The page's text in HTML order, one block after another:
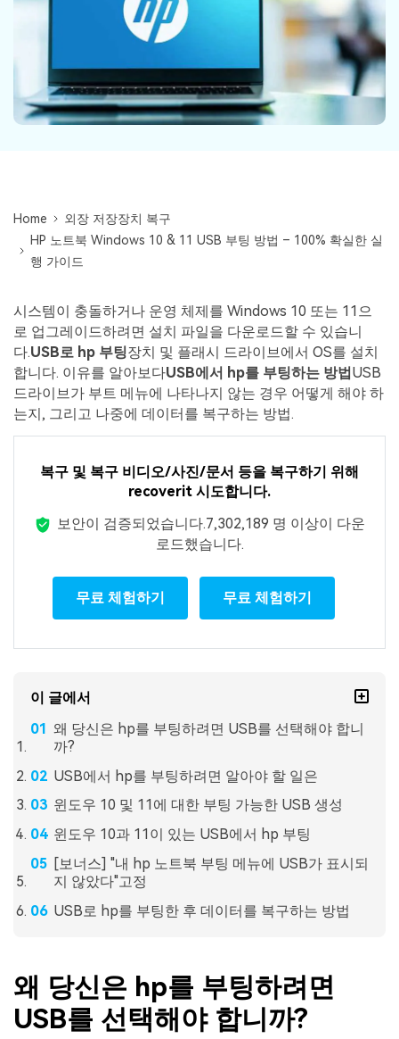
리커버릿 무료 버전
분실/삭제된 데이터 무료 복구
기타 프로그램
Repairit - 데이터 복구
더 많은 솔루션 찾기
데이터 손실 시나리오
Home
외장 저장장치 복구
HP 노트북 Windows 10 & 11 USB 부팅 방법 – 100% 확실한 실
행 가이드
시스템이 충돌하거나 운영 체제를 Windows 10 또는 11으
로 업그레이드하려면 설치 파일을 다운로드할 수 있습니
다.USB로 hp 부팅장치 및 플래시 드라이브에서 OS를 설치
합니다. 이유를 알아보다USB에서 hp를 부팅하는 방법 USB
드라이브가 부트 메뉴에 나타나지 않는 경우 어떻게 해야 하
는지, 그리고 나중에 데이터를 복구하는 방법.
복구 및 복구 비디오/사진/문서 등을 복구하기 위해
recoverit 시도합니다.
보안이 검증되었습니다.7,302,189 명 이상이 다운
로드했습니다.
무료 체험하기 무료 체험하기
이 글에서
왜 당신은 hp를 부팅하려면 USB를 선택해야 합니
까?
USB에서 hp를 부팅하려면 알아야 할 일은
윈도우 10 및 11에 대한 부팅 가능한 USB 생성
윈도우 10과 11이 있는 USB에서 hp 부팅
[보너스] "내 hp 노트북 부팅 메뉴에 USB가 표시되
지 않았다"고정
USB로 hp를 부팅한 후 데이터를 복구하는 방법
왜 당신은 hp를 부팅하려면
USB를 선택해야 합니까?